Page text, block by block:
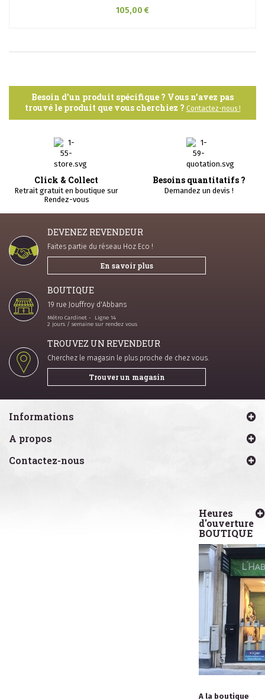
105,00 €
Besoin d'un produit spécifique ? Vous n’avez pas
trouvé le produit que vous cherchiez ? Contactez-nous !
Click & Collect
Retrait gratuit en boutique sur
Rendez-vous
Besoins quantitatifs ?
Demandez un devis !
DEVENEZ REVENDEUR
Faites partie du réseau Hoz Eco !
En savoir plus
BOUTIQUE
19 rue Jouffroy d'Abbans
Métro Cardinet - Ligne 14
2 jours / semaine sur rendez vous
TROUVEZ UN REVENDEUR
Cherchez le magasin le plus proche de chez vous.
Trouver un magasin
Informations
A propos
Contactez-nous
Heures
d'ouverture
BOUTIQUE
A la boutique